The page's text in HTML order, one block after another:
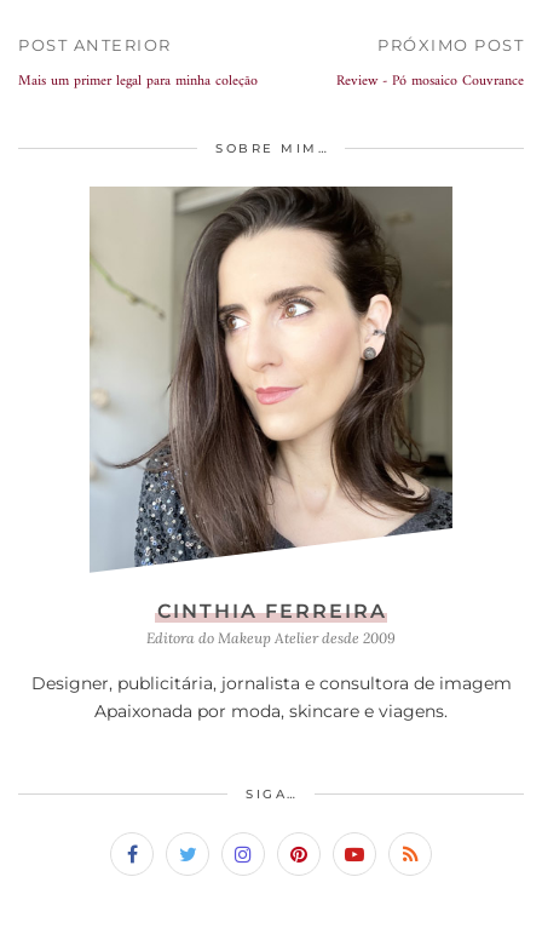
POST ANTERIOR
Mais um primer legal para minha coleção
PRÓXIMO POST
Review - Pó mosaico Couvrance
SOBRE MIM…
CINTHIA FERREIRA
Editora do Makeup Atelier desde 2009
Designer, publicitária, jornalista e consultora de imagem
Apaixonada por moda, skincare e viagens.
SIGA…